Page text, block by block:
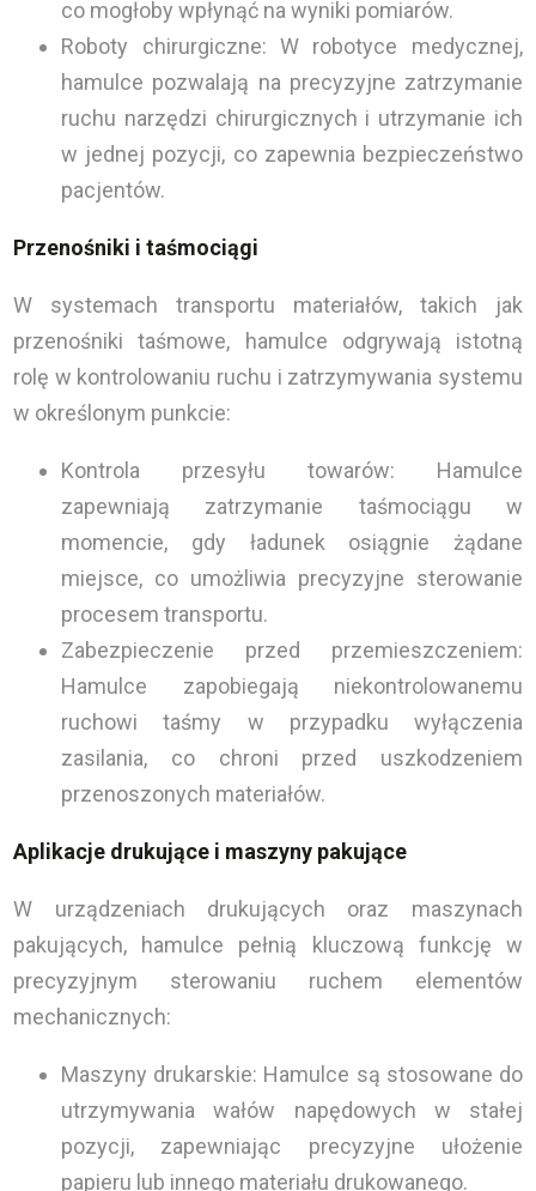
co mogłoby wpłynąć na wyniki pomiarów.
Roboty chirurgiczne: W robotyce medycznej,
hamulce pozwalają na precyzyjne zatrzymanie
ruchu narzędzi chirurgicznych i utrzymanie ich
w jednej pozycji, co zapewnia bezpieczeństwo
pacjentów.
Przenośniki i taśmociągi
W systemach transportu materiałów, takich jak
przenośniki taśmowe, hamulce odgrywają istotną
rolę w kontrolowaniu ruchu i zatrzymywania systemu
w określonym punkcie:
Kontrola przesyłu towarów: Hamulce
zapewniają zatrzymanie taśmociągu w
momencie, gdy ładunek osiągnie żądane
miejsce, co umożliwia precyzyjne sterowanie
procesem transportu.
Zabezpieczenie przed przemieszczeniem:
Hamulce zapobiegają niekontrolowanemu
ruchowi taśmy w przypadku wyłączenia
zasilania, co chroni przed uszkodzeniem
przenoszonych materiałów.
Aplikacje drukujące i maszyny pakujące
W urządzeniach drukujących oraz maszynach
pakujących, hamulce pełnią kluczową funkcję w
precyzyjnym sterowaniu ruchem elementów
mechanicznych:
Maszyny drukarskie: Hamulce są stosowane do
utrzymywania wałów napędowych w stałej
pozycji, zapewniając precyzyjne ułożenie
papieru lub innego materiału drukowanego.